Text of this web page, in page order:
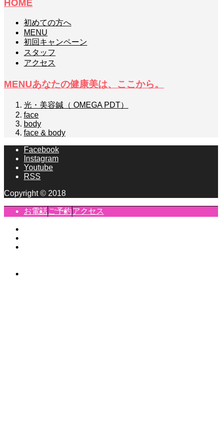
HOME
初めての方へ
MENU
初回キャンペーン
スタッフ
アクセス
MENUあなたの健康美は、ここから。
光・美容鍼（ OMEGA PDT）
face
body
face & body
Facebook
Instagram
Youtube
RSS
Copyright © 2018
お電話ご予約アクセス